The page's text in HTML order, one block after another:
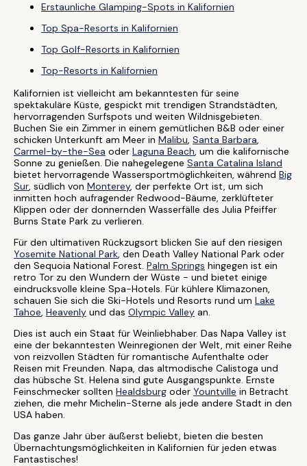
Erstaunliche Glamping-Spots in Kalifornien
Top Spa-Resorts in Kalifornien
Top Golf-Resorts in Kalifornien
Top-Resorts in Kalifornien
Kalifornien ist vielleicht am bekanntesten für seine
spektakuläre Küste, gespickt mit trendigen Strandstädten,
hervorragenden Surfspots und weiten Wildnisgebieten.
Buchen Sie ein Zimmer in einem gemütlichen B&B oder einer
schicken Unterkunft am Meer in Malibu, Santa Barbara,
Carmel-by-the-Sea oder Laguna Beach, um die kalifornische
Sonne zu genießen. Die nahegelegene Santa Catalina Island
bietet hervorragende Wassersportmöglichkeiten, während Big
Sur, südlich von Monterey, der perfekte Ort ist, um sich
inmitten hoch aufragender Redwood-Bäume, zerklüfteter
Klippen oder der donnernden Wasserfälle des Julia Pfeiffer
Burns State Park zu verlieren.
Für den ultimativen Rückzugsort blicken Sie auf den riesigen
Yosemite National Park, den Death Valley National Park oder
den Sequoia National Forest. Palm Springs hingegen ist ein
retro Tor zu den Wundern der Wüste - und bietet einige
eindrucksvolle kleine Spa-Hotels. Für kühlere Klimazonen,
schauen Sie sich die Ski-Hotels und Resorts rund um Lake
Tahoe, Heavenly und das Olympic Valley an.
Dies ist auch ein Staat für Weinliebhaber. Das Napa Valley ist
eine der bekanntesten Weinregionen der Welt, mit einer Reihe
von reizvollen Städten für romantische Aufenthalte oder
Reisen mit Freunden. Napa, das altmodische Calistoga und
das hübsche St. Helena sind gute Ausgangspunkte. Ernste
Feinschmecker sollten Healdsburg oder Yountville in Betracht
ziehen, die mehr Michelin-Sterne als jede andere Stadt in den
USA haben.
Das ganze Jahr über äußerst beliebt, bieten die besten
Übernachtungsmöglichkeiten in Kalifornien für jeden etwas
Fantastisches!